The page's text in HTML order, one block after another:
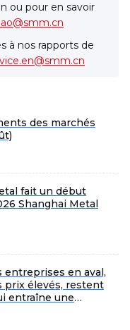
ou pour en savoir
à nos rapports de
des marchés
fait un début
Shanghai Metal
entreprises en aval,
prix élevés, restent
entraîne une
mi-journée SMM]